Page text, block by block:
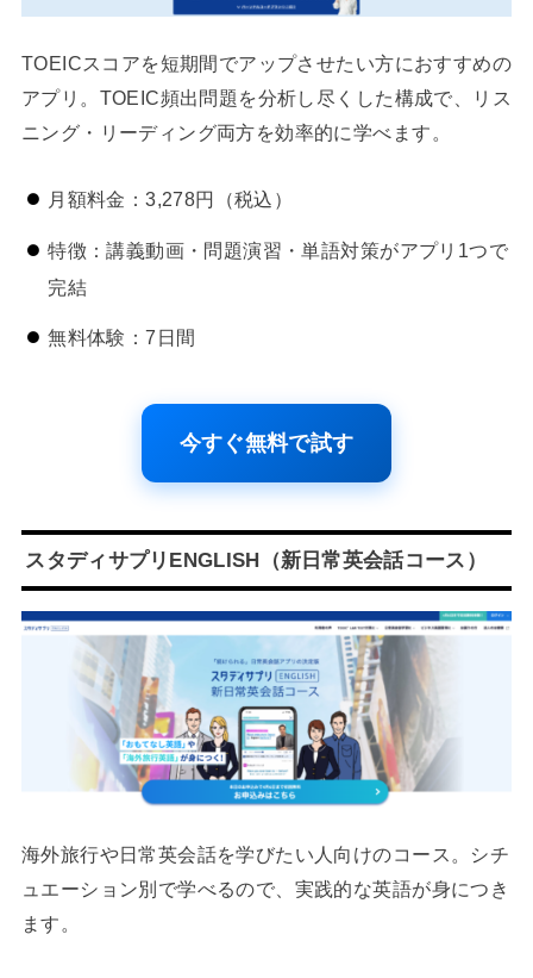
TOEICスコアを短期間でアップさせたい方におすすめの
アプリ。TOEIC頻出問題を分析し尽くした構成で、リス
ニング・リーディング両方を効率的に学べます。
月額料金：3,278円（税込）
特徴：講義動画・問題演習・単語対策がアプリ1つで
完結
無料体験：7日間
今すぐ無料で試す
スタディサプリENGLISH（新日常英会話コース）
海外旅行や日常英会話を学びたい人向けのコース。シチ
ュエーション別で学べるので、実践的な英語が身につき
ます。